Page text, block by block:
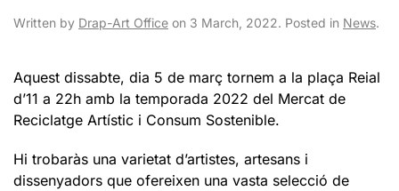
Written by Drap-Art Office on 3 March, 2022. Posted in News.
Aquest dissabte, dia 5 de març tornem a la plaça Reial
d’11 a 22h amb la temporada 2022 del Mercat de
Reciclatge Artístic i Consum Sostenible.
Hi trobaràs una varietat d’artistes, artesans i
dissenyadors que ofereixen una vasta selecció de